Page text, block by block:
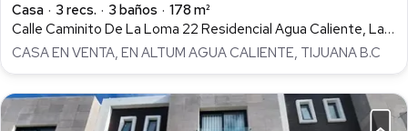
Casa
3 recs. 3 baños
178 m²
Calle Caminito De La Loma 22 Residencial Agua Caliente, Las Plazas, Tijuana
CASA EN VENTA, EN ALTUM AGUA CALIENTE, TIJUANA B.C